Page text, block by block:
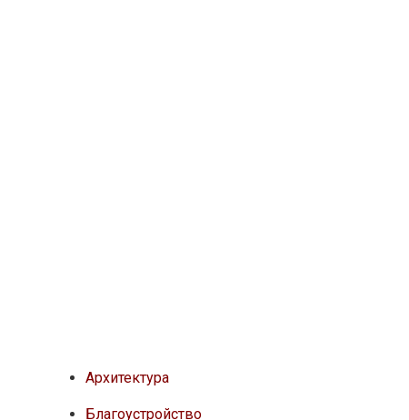
Архитектура
Благоустройство